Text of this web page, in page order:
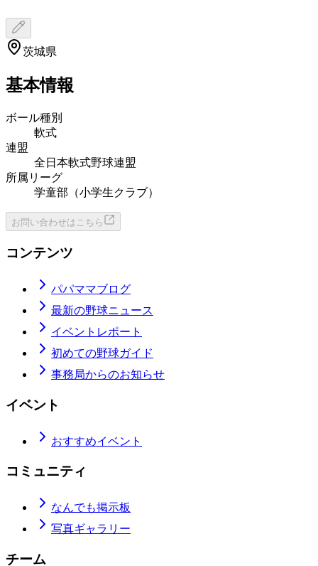
茨城県
基本情報
ボール種別
軟式
連盟
全日本軟式野球連盟
所属リーグ
学童部（小学生クラブ）
お問い合わせはこちら
コンテンツ
パパママブログ
最新の野球ニュース
イベントレポート
初めての野球ガイド
事務局からのお知らせ
イベント
おすすめイベント
コミュニティ
なんでも掲示板
写真ギャラリー
チーム